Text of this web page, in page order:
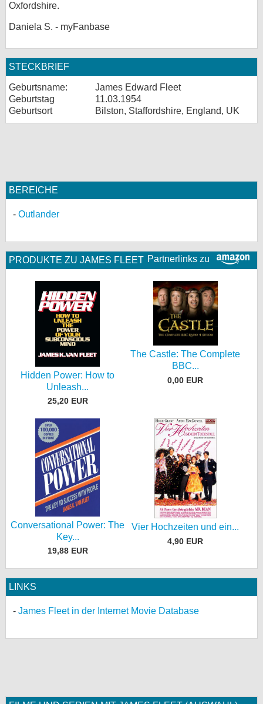
Oxfordshire.
Daniela S. - myFanbase
STECKBRIEF
Geburtsname:
James Edward Fleet
Geburtstag
11.03.1954
Geburtsort
Bilston, Staffordshire, England, UK
BEREICHE
Outlander
Partnerlinks zu
PRODUKTE ZU JAMES FLEET
Hidden Power: How to
Unleash...
25,20 EUR
The Castle: The Complete
BBC...
0,00 EUR
Conversational Power: The
Key...
19,88 EUR
Vier Hochzeiten und ein...
4,90 EUR
LINKS
James Fleet in der Internet Movie Database